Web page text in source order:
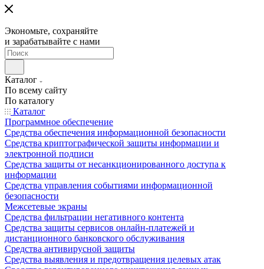
Экономьте, сохраняйте
и зарабатывайте с нами
Каталог
По всему сайту
По каталогу
Каталог
Программное обеспечение
Средства обеспечения информационной безопасности
Средства криптографической защиты информации и
электронной подписи
Средства защиты от несанкционированного доступа к
информации
Средства управления событиями информационной
безопасности
Межсетевые экраны
Средства фильтрации негативного контента
Средства защиты сервисов онлайн-платежей и
дистанционного банковского обслуживания
Средства антивирусной защиты
Средства выявления и предотвращения целевых атак